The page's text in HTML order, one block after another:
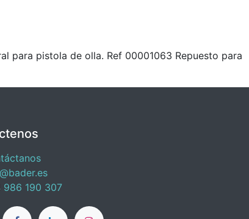
para pistola de olla. Ref 00001063 Repuesto para
986 190 307